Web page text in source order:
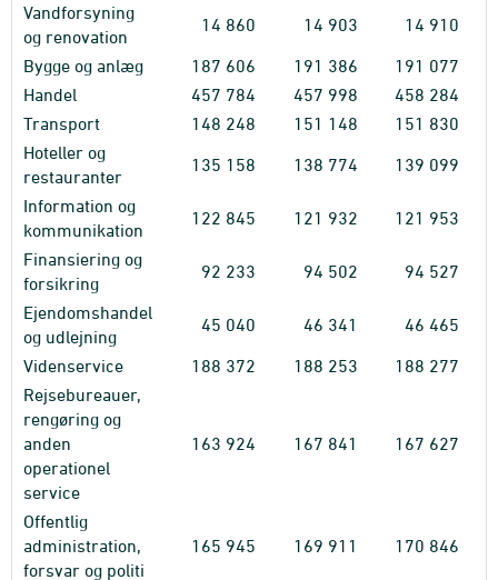
Vandforsyning
og renovation
14 860 14 903 14 910
Bygge og anlæg 187 606 191 386 191 077
Handel
457 784 457 998 458 284
Transport
148 248 151 148 151 830
Hoteller og
restauranter
135 158 138 774 139 099
Information og
kommunikation
122 845 121 932 121 953
Finansiering og
forsikring
92 233 94 502 94 527
Ejendomshandel
og udlejning
45 040 46 341 46 465
Videnservice 188 372 188 253 188 277
Rejsebureauer,
rengøring og
anden
operationel
service
163 924 167 841 167 627
Offentlig
administration,
forsvar og politi
165 945 169 911 170 846